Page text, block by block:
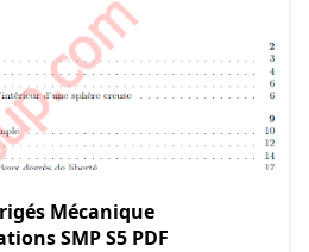
Mécanique
SMP S5 PDF